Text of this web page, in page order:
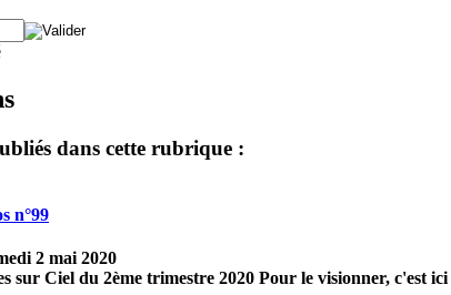
dans cette rubrique :
n°99
2 mai 2020
sur Ciel du 2ème trimestre 2020 Pour le visionner, c'est ici